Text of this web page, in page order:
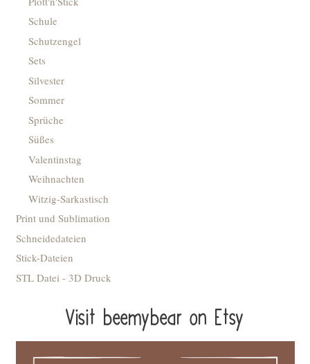
Schule
Schutzengel
Sets
Silvester
Sommer
Sprüche
Süßes
Valentinstag
Weihnachten
Witzig-Sarkastisch
Print und Sublimation
Schneidedateien
Stick-Dateien
STL Datei - 3D Druck
Visit beemybear on Etsy